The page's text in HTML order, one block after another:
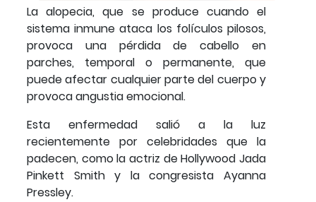
La alopecia, que se produce cuando el
sistema inmune ataca los folículos pilosos,
provoca una pérdida de cabello en
parches, temporal o permanente, que
puede afectar cualquier parte del cuerpo y
provoca angustia emocional.
Esta enfermedad salió a la luz
recientemente por celebridades que la
padecen, como la actriz de Hollywood Jada
Pinkett Smith y la congresista Ayanna
Pressley.